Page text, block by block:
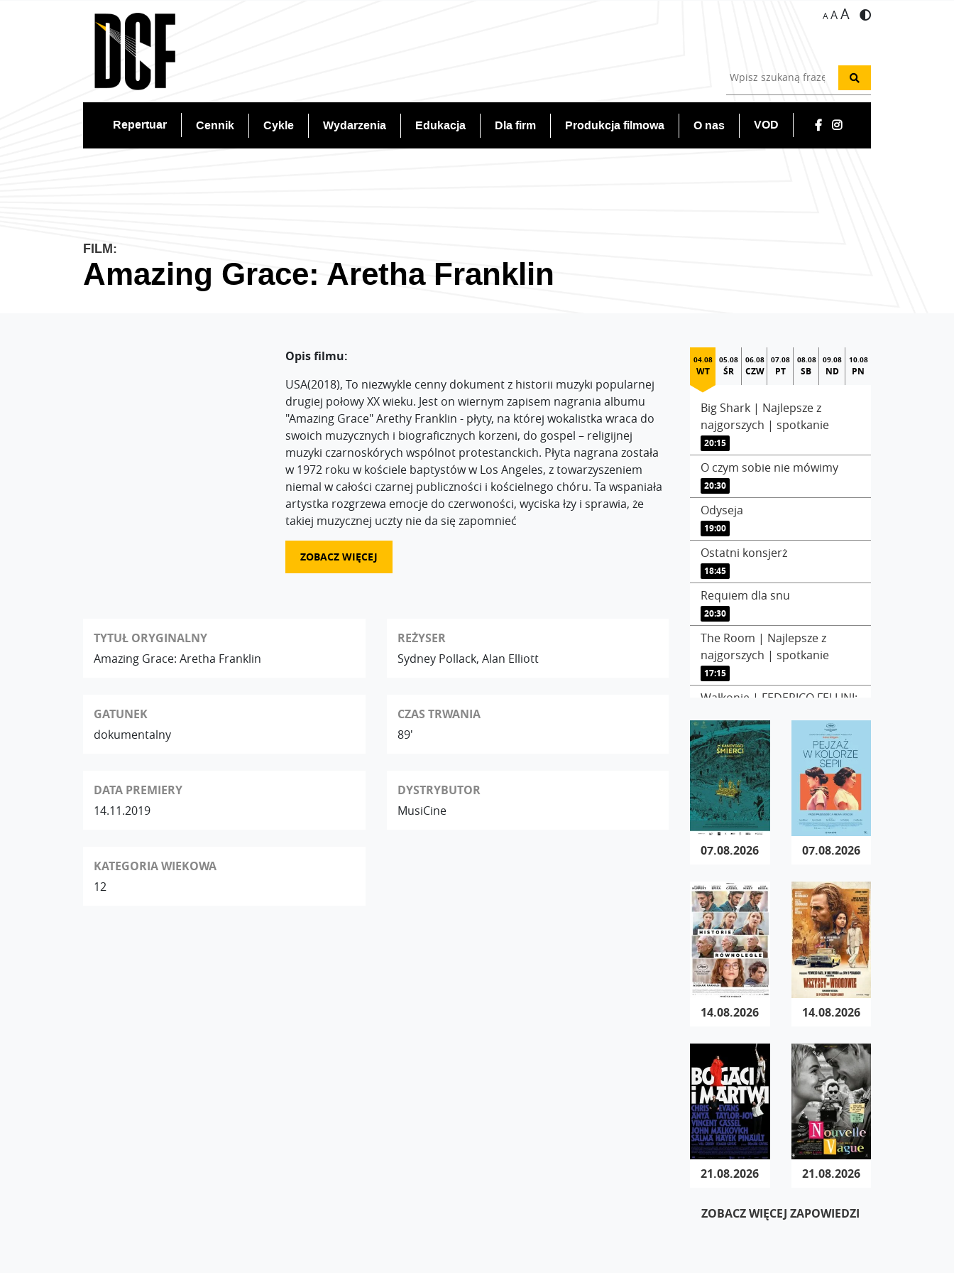
A AA
Repertuar Cennik Cykle Wydarzenia Edukacja Dla firm Produkcja filmowa O nas VOD
Amazing Grace: Aretha Franklin
FILM:
Opis filmu:
USA(2018), To niezwykle cenny dokument z historii muzyki popularnej
drugiej połowy XX wieku. Jest on wiernym zapisem nagrania albumu
"Amazing Grace" Arethy Franklin - płyty, na której wokalistka wraca do
swoich muzycznych i biograficznych korzeni, do gospel – religijnej
muzyki czarnoskórych wspólnot protestanckich. Płyta nagrana została
w 1972 roku w kościele baptystów w Los Angeles, z towarzyszeniem
niemal w całości czarnej publiczności i kościelnego chóru. Ta wspaniała
artystka rozgrzewa emocje do czerwoności, wyciska łzy i sprawia, że
takiej muzycznej uczty nie da się zapomnieć
ZOBACZ WIĘCEJ
TYTUŁ ORYGINALNY
Amazing Grace: Aretha Franklin
REŻYSER
Sydney Pollack, Alan Elliott
GATUNEK
dokumentalny
CZAS TRWANIA
89'
DATA PREMIERY
14.11.2019
DYSTRYBUTOR
MusiCine
KATEGORIA WIEKOWA
12
04.08
WT
05.08
ŚR
06.08
CZW
07.08
PT
08.08
SB
09.08
ND
10.08
PN
Big Shark | Najlepsze z
najgorszych | spotkanie
20:15
O czym sobie nie mówimy
20:30
Odyseja
19:00
Ostatni konsjerż
18:45
Requiem dla snu
20:30
The Room | Najlepsze z
najgorszych | spotkanie
17:15
Wałkonie | FEDERICO FELLINI:
18:30
07.08.2026 07.08.2026
14.08.2026 14.08.2026
21.08.2026 21.08.2026
ZOBACZ WIĘCEJ ZAPOWIEDZI